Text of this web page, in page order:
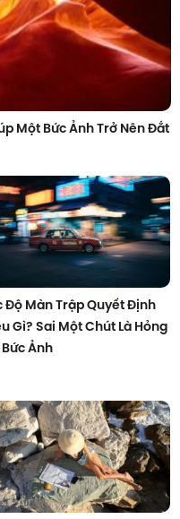
Một Bức Ảnh Trở Nên Đắt
Độ Màn Trập Quyết Định
Gì? Sai Một Chút Là Hỏng
Ảnh